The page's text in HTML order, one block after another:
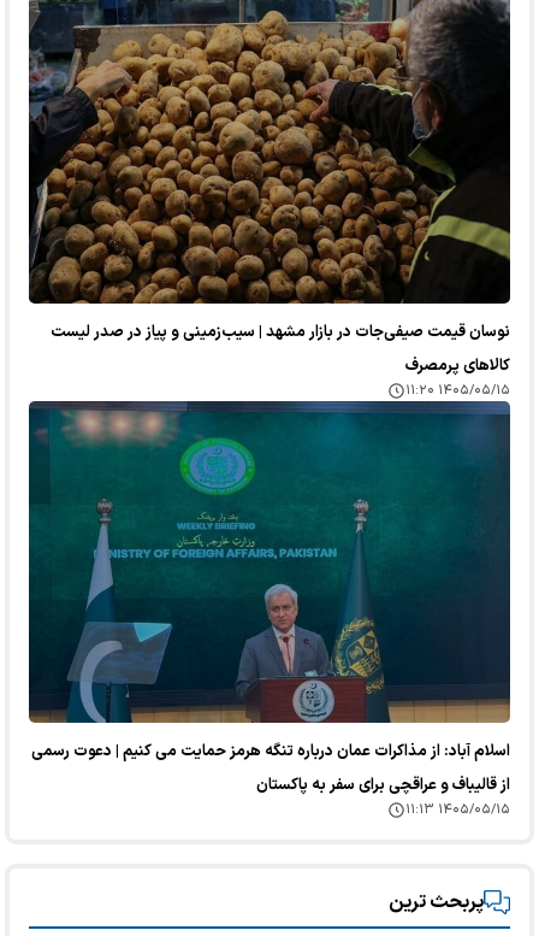
نوسان قیمت صیفی‌جات در بازار مشهد | سیب‌زمینی و پیاز در صدر لیست
کالا‌های پرمصرف
۱۴۰۵/۰۵/۱۵ ۱۱:۲۰
اسلام آباد: از مذاکرات عمان درباره تنگه هرمز حمایت می کنیم | دعوت رسمی
از قالیباف و عراقچی برای سفر به پاکستان
۱۴۰۵/۰۵/۱۵ ۱۱:۱۳
پربحث ترین